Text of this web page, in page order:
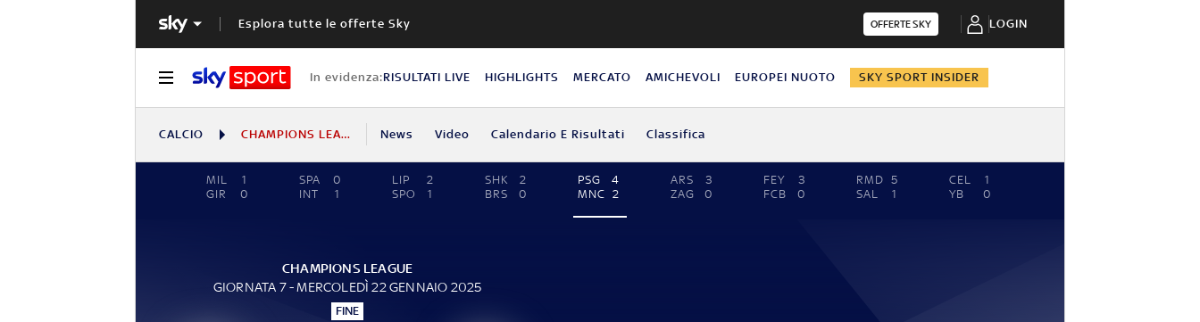
Esplora tutte le offerte Sky OFFERTE SKY LOGIN
In evidenza:RISULTATI LIVE HIGHLIGHTS MERCATO AMICHEVOLI EUROPEI NUOTO SKY SPORT INSIDER
CALCIO CHAMPIONS LEAGUE News Video Calendario E Risultati Classifica
MIL
1
GIR
0
SPA
0
INT
1
LIP
2
SPO
1
SHK
2
BRS
0
PSG
4
MNC 2
ARS
3
ZAG
0
FEY
3
FCB
0
RMD 5
SAL
1
CEL
1
YB
0
CHAMPIONS LEAGUE
GIORNATA 7 - MERCOLEDÌ 22 GENNAIO 2025
FINE